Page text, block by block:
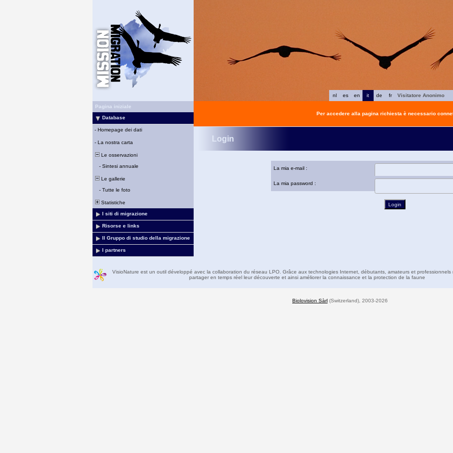
fr
de
it
en
es
nl
Visitatore Anonimo
Pagina iniziale
Database
- Homepage dei dati
- La nostra carta
Le osservazioni
- Sintesi annuale
Le gallerie
- Tutte le foto
Statistiche
I siti di migrazione
Risorse e links
Il Gruppo di studio della migrazione
I partners
Per accedere alla pagina richiesta è necessario
Login
La mia e-mail :
La mia password :
VisioNature est un outil développé avec la collaboration du réseau LPO. Grâce aux technologies Internet, débutants, amateurs et professionnels
partager en temps réel leur découverte et ainsi améliorer la connaissance et la protection de la faune
Biolovision Sàrl (Switzerland), 2003-2026